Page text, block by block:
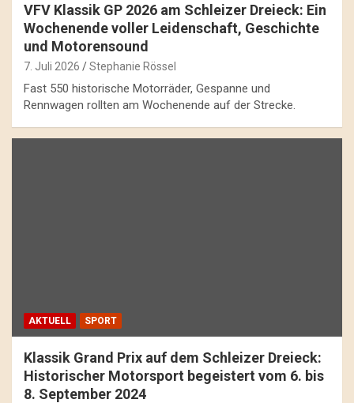
VFV Klassik GP 2026 am Schleizer Dreieck: Ein
Wochenende voller Leidenschaft, Geschichte
und Motorensound
7. Juli 2026 Stephanie Rössel
Fast 550 historische Motorräder, Gespanne und
Rennwagen rollten am Wochenende auf der Strecke.
AKTUELL SPORT
Klassik Grand Prix auf dem Schleizer Dreieck:
Historischer Motorsport begeistert vom 6. bis
8. September 2024